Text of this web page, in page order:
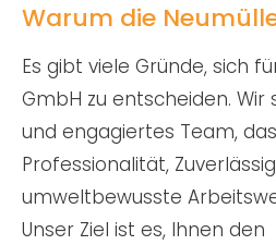
Warum die
Es gibt viele Gründe, sich
GmbH zu entscheiden.
und engagiertes Team,
Professionalität,
umweltbewusste
Unser Ziel ist es, Ihnen den